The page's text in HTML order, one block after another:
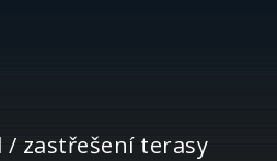
zastřešení terasy